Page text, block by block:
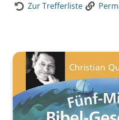
Zur Trefferliste